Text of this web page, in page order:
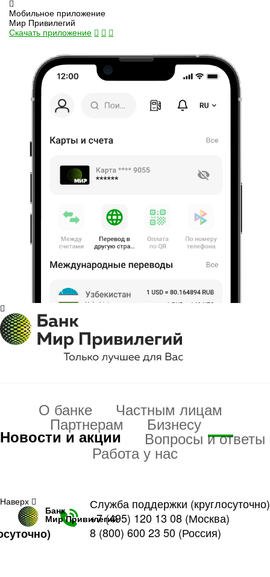
Мобильное приложение
Мир Привилегий
Скачать приложение
О банке Частным лицам
Партнерам Бизнесу
Новости и акции Вопросы и ответы
Работа у нас
Служба поддержки (круглосуточно)
+7 (495) 120 13 08 (Москва)
8 (800) 600 23 50 (Россия)
Наверх
Банк
Мир Привилегий